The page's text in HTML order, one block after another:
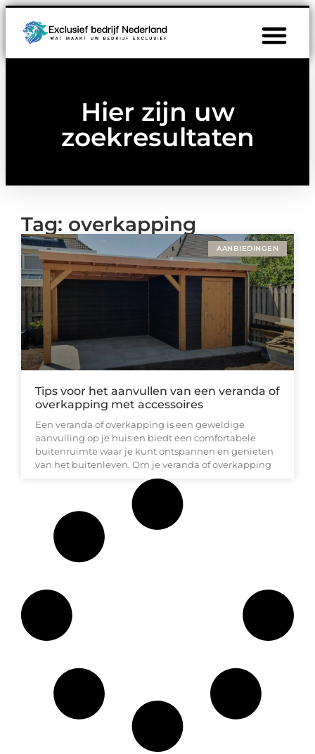
Hier zijn uw
zoekresultaten
Tag: overkapping
AANBIEDINGEN
Tips voor het aanvullen van een veranda of
overkapping met accessoires
Een veranda of overkapping is een geweldige
aanvulling op je huis en biedt een comfortabele
buitenruimte waar je kunt ontspannen en genieten
van het buitenleven. Om je veranda of overkapping